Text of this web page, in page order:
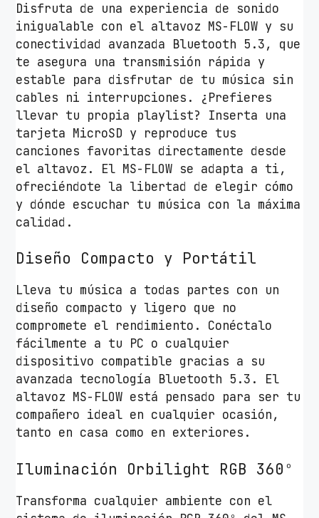
Disfruta de una experiencia de sonido
inigualable con el altavoz MS-FLOW y su
conectividad avanzada Bluetooth 5.3, que
te asegura una transmisión rápida y
estable para disfrutar de tu música sin
cables ni interrupciones. ¿Prefieres
llevar tu propia playlist? Inserta una
tarjeta MicroSD y reproduce tus
canciones favoritas directamente desde
el altavoz. El MS-FLOW se adapta a ti,
ofreciéndote la libertad de elegir cómo
y dónde escuchar tu música con la máxima
calidad.
Diseño Compacto y Portátil
Lleva tu música a todas partes con un
diseño compacto y ligero que no
compromete el rendimiento. Conéctalo
fácilmente a tu PC o cualquier
dispositivo compatible gracias a su
avanzada tecnología Bluetooth 5.3. El
altavoz MS-FLOW está pensado para ser tu
compañero ideal en cualquier ocasión,
tanto en casa como en exteriores.
Iluminación Orbilight RGB 360º
Transforma cualquier ambiente con el